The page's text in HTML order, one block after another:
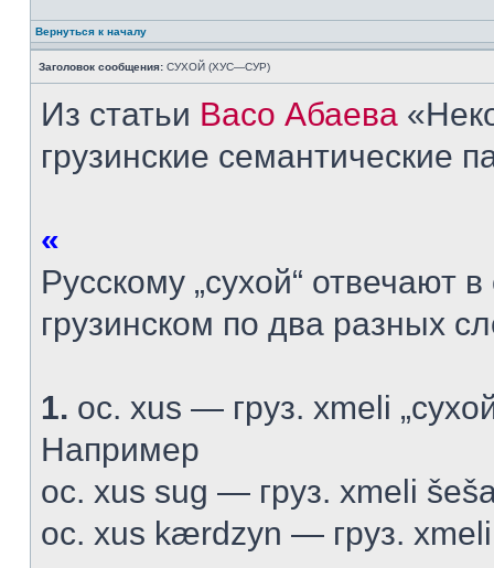
Вернуться к началу
Заголовок сообщения: СУХОЙ (ХУС—СУР)
Из статьи Васо Абаева
грузинские семантические
«
Русскому „сухой“ отвечают
грузинском по два разных
1. ос. xus — груз. xmeli
Например
ос. xus sug — груз. xmeli
ос. xus kærdzyn — груз. xmeli